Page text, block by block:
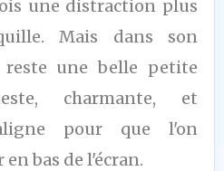
une distraction plus
Mais dans son
reste une belle petite
charmante, et
pour que l'on
bas de l'écran.